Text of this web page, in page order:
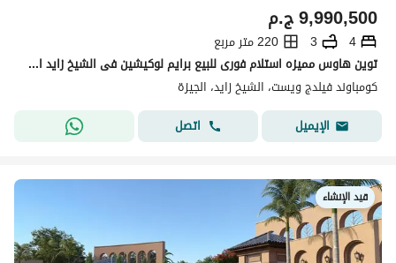
ج.م9,990,500
4
3
220 متر مربع
توين هاوس مميزه استلام فورى للبيع برايم لوكيشين فى الشيخ زايد امام رويال سيتى
كومباوند فيلدج ويست، الشيخ زايد، الجيزة
الإيميل
اتصل
قيد الإنشاء